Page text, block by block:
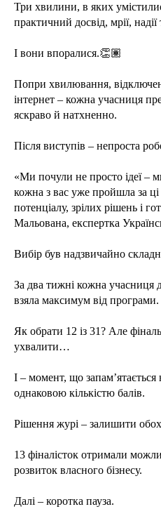
Три хвилини, в яких
практичний досвід, мрії,
І вони впоралися.👏🏽
Попри хвилювання,
інтернет – кожна учасниця
яскраво й натхненно.
Після виступів – непроста
«Ми почули не просто ідеї –
кожна з вас уже пройшла за
потенціалу, зрілих рішень і
Мальована, експертка
Вибір був надзвичайно
За два тижні кожна учасниця
взяла максимум від програми.
Як обрати 12 із 31? Але
ухвалити…
І – момент, що запам’ятається
однаковою кількістю балів.
Рішення журі – залишити
13 фіналісток отримали
розвиток власного бізнесу.
Далі – коротка пауза.